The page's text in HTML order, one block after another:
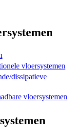
vloersystemen
dissipatieve
vloersystemen